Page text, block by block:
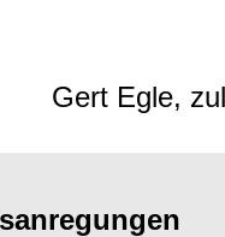
Gert Egle,